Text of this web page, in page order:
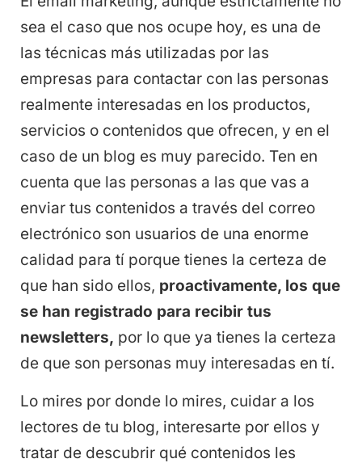
sea el caso que nos ocupe hoy, es una de
las técnicas más utilizadas por las
empresas para contactar con las personas
realmente interesadas en los productos,
servicios o contenidos que ofrecen, y en el
caso de un blog es muy parecido. Ten en
cuenta que las personas a las que vas a
enviar tus contenidos a través del correo
electrónico son usuarios de una enorme
calidad para tí porque tienes la certeza de
que han sido ellos, proactivamente, los que
se han registrado para recibir tus
newsletters, por lo que ya tienes la certeza
de que son personas muy interesadas en tí.
Lo mires por donde lo mires, cuidar a los
lectores de tu blog, interesarte por ellos y
tratar de descubrir qué contenidos les